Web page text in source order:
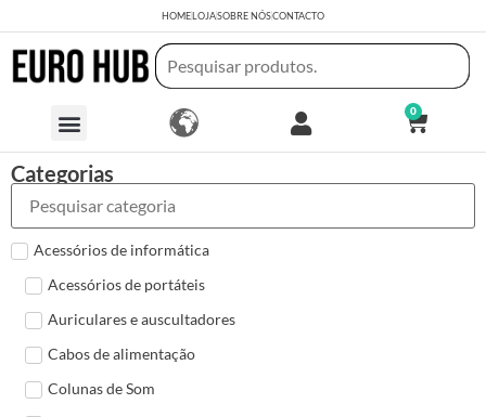
HOMELOJASOBRE NÓSCONTACTO
0
Categorias
Acessórios de informática
Acessórios de portáteis
Auriculares e auscultadores
Cabos de alimentação
Colunas de Som